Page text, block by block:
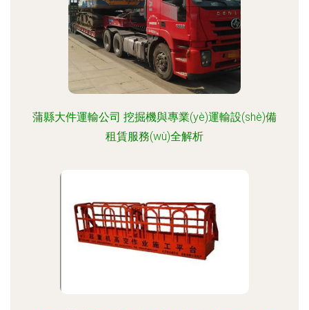
蒲縣大件運輸公司 挖掘機與專業(yè)運輸設(shè)備
租賃服務(wù)全解析